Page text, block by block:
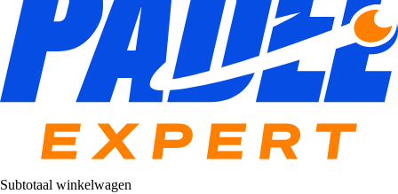
Subtotaal winkelwagen